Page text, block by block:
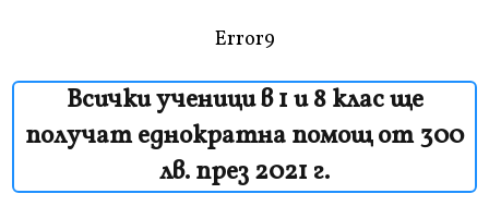
Error9
Всички ученици в 1 и 8 клас ще
получат еднократна помощ от 300
лв. през 2021 г.